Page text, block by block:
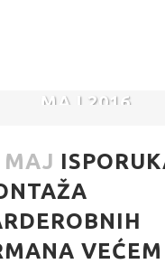
MAJ 2016
MAJ
VEĆEM